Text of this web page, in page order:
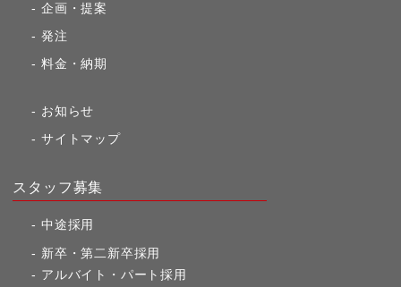
企画・提案
発注
料金・納期
お知らせ
サイトマップ
スタッフ募集
中途採用
新卒・第二新卒採用
アルバイト・パート採用